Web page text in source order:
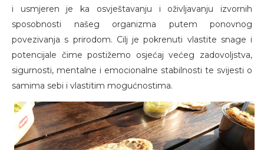
i usmjeren je ka osvještavanju i oživljavanju izvornih
sposobnosti našeg organizma putem ponovnog
povezivanja s prirodom. Cilj je pokrenuti vlastite snage i
potencijale čime postižemo osjećaj većeg zadovoljstva,
sigurnosti, mentalne i emocionalne stabilnosti te svijesti o
samima sebi i vlastitim mogućnostima.